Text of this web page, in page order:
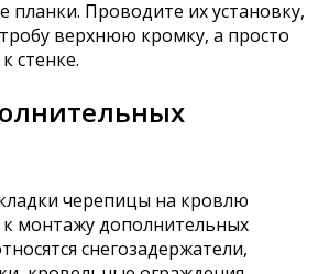
Проводите их установку,
верхнюю кромку, а просто
стенке.
черепицы на кровлю
монтажу дополнительных
снегозадержатели,